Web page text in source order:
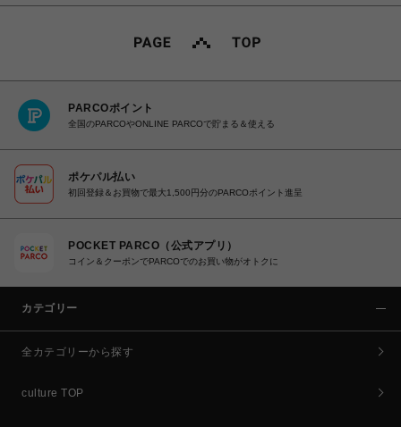
PARCOポイント
全国のPARCOやONLINE PARCOで貯まる＆使える
ポケパル払い
初回登録＆お買物で最大1,500円分のPARCOポイント進呈
POCKET PARCO（公式アプリ）
コイン＆クーポンでPARCOでのお買い物がオトクに
カテゴリー
全カテゴリーから探す
culture TOP